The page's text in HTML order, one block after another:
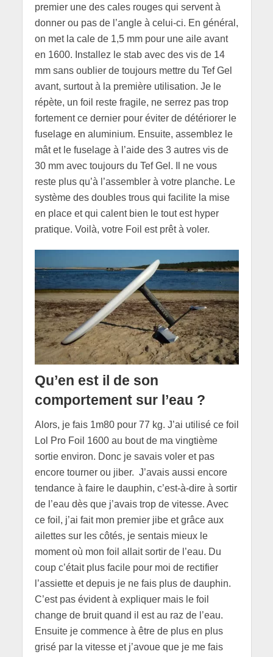
premier une des cales rouges qui servent à
donner ou pas de l’angle à celui-ci. En général,
on met la cale de 1,5 mm pour une aile avant
en 1600. Installez le stab avec des vis de 14
mm sans oublier de toujours mettre du Tef Gel
avant, surtout à la première utilisation. Je le
répète, un foil reste fragile, ne serrez pas trop
fortement ce dernier pour éviter de détériorer le
fuselage en aluminium. Ensuite, assemblez le
mât et le fuselage à l’aide des 3 autres vis de
30 mm avec toujours du Tef Gel. Il ne vous
reste plus qu’à l’assembler à votre planche. Le
système des doubles trous qui facilite la mise
en place et qui calent bien le tout est hyper
pratique. Voilà, votre Foil est prêt à voler.
Qu’en est il de son
comportement sur l’eau ?
Alors, je fais 1m80 pour 77 kg. J’ai utilisé ce foil
Lol Pro Foil 1600 au bout de ma vingtième
sortie environ. Donc je savais voler et pas
encore tourner ou jiber. J’avais aussi encore
tendance à faire le dauphin, c’est-à-dire à sortir
de l’eau dès que j’avais trop de vitesse. Avec
ce foil, j’ai fait mon premier jibe et grâce aux
ailettes sur les côtés, je sentais mieux le
moment où mon foil allait sortir de l’eau. Du
coup c’était plus facile pour moi de rectifier
l’assiette et depuis je ne fais plus de dauphin.
C’est pas évident à expliquer mais le foil
change de bruit quand il est au raz de l’eau.
Ensuite je commence à être de plus en plus
grisé par la vitesse et j’avoue que je me fais